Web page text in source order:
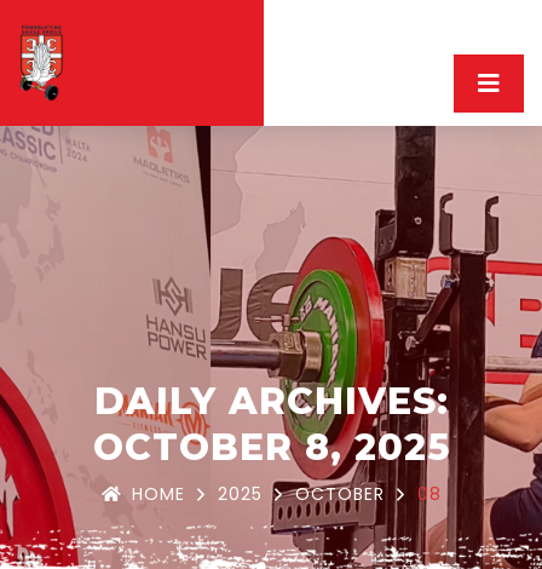
DAILY ARCHIVES:
OCTOBER 8, 2025
HOME 2025 OCTOBER 08